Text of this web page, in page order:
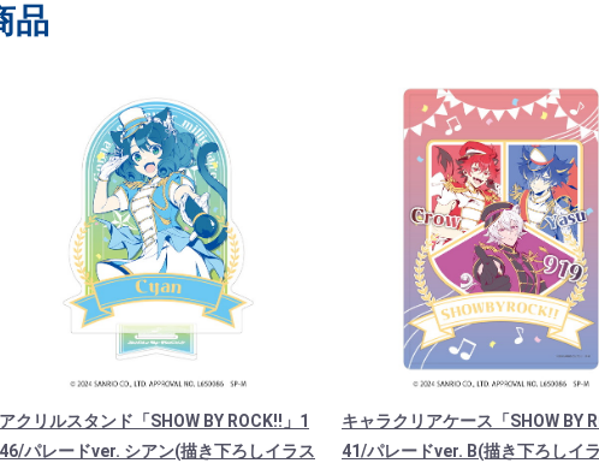
品
アクリルスタンド「SHOW BY ROCK!!」1
46/パレードver. シアン(描き下ろしイラス
キャラクリアケース「SHOW BY
41/パレードver. B(描き下ろしイ